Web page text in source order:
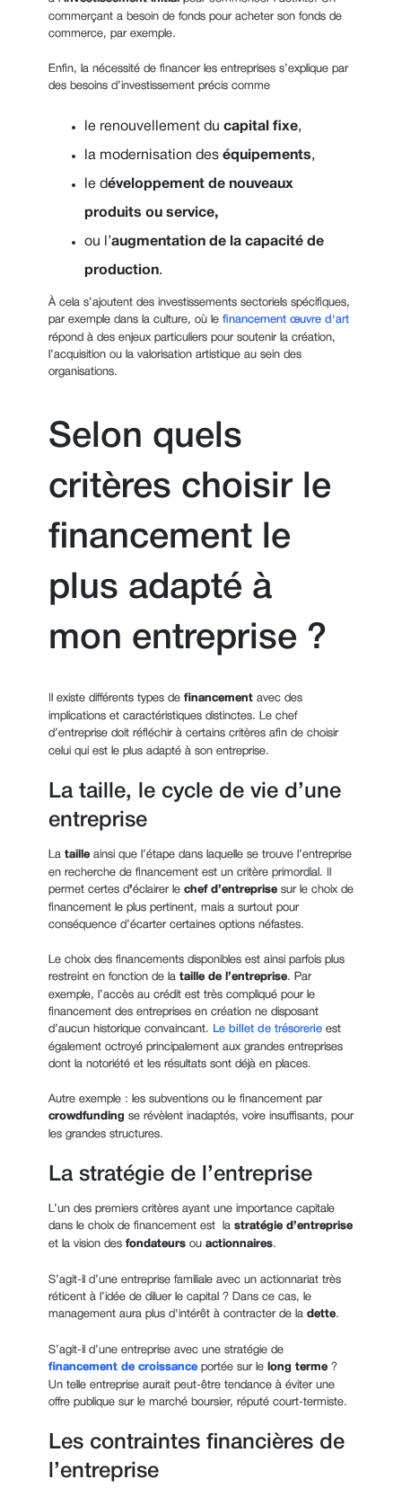
commerçant a besoin de fonds pour acheter son fonds de
commerce, par exemple.
Enfin, la nécessité de financer les entreprises s’explique par
des besoins d’investissement précis comme
le renouvellement du capital fixe,
la modernisation des équipements,
le développement de nouveaux
produits ou service,
ou l’augmentation de la capacité de
production.
À cela s’ajoutent des investissements sectoriels spécifiques,
par exemple dans la culture, où le financement œuvre d'art
répond à des enjeux particuliers pour soutenir la création,
l’acquisition ou la valorisation artistique au sein des
organisations.
Selon quels
critères choisir le
financement le
plus adapté à
mon entreprise ?
Il existe différents types de financement avec des
implications et caractéristiques distinctes. Le chef
d’entreprise doit réfléchir à certains critères afin de choisir
celui qui est le plus adapté à son entreprise.
La taille, le cycle de vie d’une
entreprise
La taille ainsi que l’étape dans laquelle se trouve l’entreprise
en recherche de financement est un critère primordial. Il
permet certes d’éclairer le chef d’entreprise sur le choix de
financement le plus pertinent, mais a surtout pour
conséquence d’écarter certaines options néfastes.
Le choix des financements disponibles est ainsi parfois plus
restreint en fonction de la taille de l’entreprise. Par
exemple, l’accès au crédit est très compliqué pour le
financement des entreprises en création ne disposant
d’aucun historique convaincant. Le billet de trésorerie est
également octroyé principalement aux grandes entreprises
dont la notoriété et les résultats sont déjà en places.
Autre exemple : les subventions ou le financement par
crowdfunding se révèlent inadaptés, voire insuffisants, pour
les grandes structures.
La stratégie de l’entreprise
L’un des premiers critères ayant une importance capitale
dans le choix de financement est la stratégie d’entreprise
et la vision des fondateurs ou actionnaires.
S’agit-il d’une entreprise familiale avec un actionnariat très
réticent à l’idée de diluer le capital ? Dans ce cas, le
management aura plus d'intérêt à contracter de la dette.
S’agit-il d’une entreprise avec une stratégie de
financement de croissance portée sur le long terme ?
Un telle entreprise aurait peut-être tendance à éviter une
offre publique sur le marché boursier, réputé court-termiste.
Les contraintes financières de
l’entreprise